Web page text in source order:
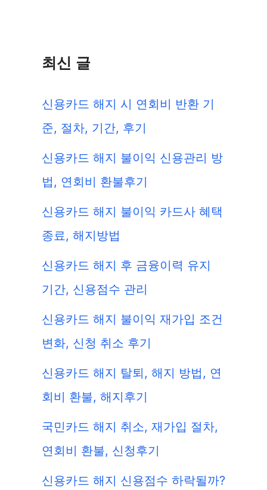
최신 글
신용카드 해지 시 연회비 반환 기
준, 절차, 기간, 후기
신용카드 해지 불이익 신용관리 방
법, 연회비 환불후기
신용카드 해지 불이익 카드사 혜택
종료, 해지방법
신용카드 해지 후 금융이력 유지
기간, 신용점수 관리
신용카드 해지 불이익 재가입 조건
변화, 신청 취소 후기
신용카드 해지 탈퇴, 해지 방법, 연
회비 환불, 해지후기
국민카드 해지 취소, 재가입 절차,
연회비 환불, 신청후기
신용카드 해지 신용점수 하락될까?